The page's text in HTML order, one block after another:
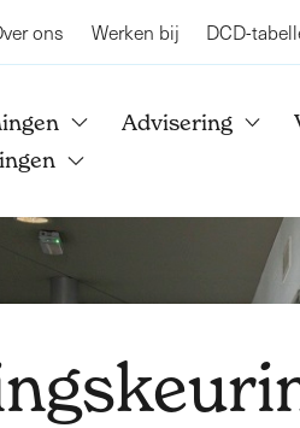
ons Werken bij DCD-
Advisering